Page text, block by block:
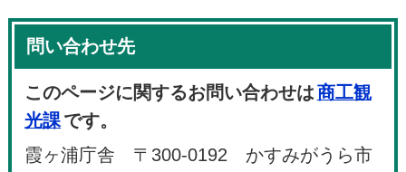
問い合わせ先
このページに関するお問い合わせは商工観
光課です。
霞ヶ浦庁舎 〒300-0192 かすみがうら市